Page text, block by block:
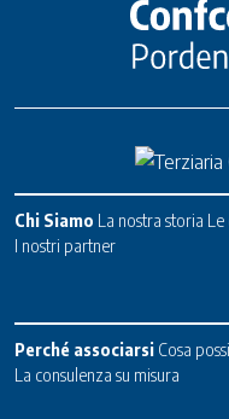
Chi Siamo La nostra storia Le
I nostri partner
Perché associarsi Cosa
La consulenza su misura